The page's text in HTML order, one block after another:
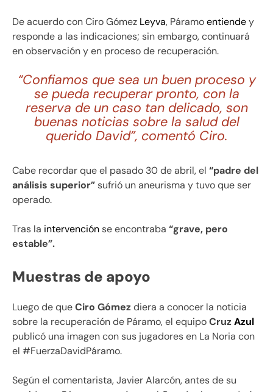
De acuerdo con Ciro Gómez Leyva, Páramoentiendey
responde a las indicaciones; sin embargo, continuará
en observación y en proceso de recuperación.
“Confiamos que sea un buen proceso y
se pueda recuperar pronto, con la
reserva de un caso tan delicado, son
buenas noticias sobre la salud del
querido David”, comentó Ciro.
Cabe recordar que el pasado 30 de abril, el “padre del
análisis superior”sufrió un aneurisma y tuvo que ser
operado.
Tras la intervenciónse encontraba “grave, pero
estable”.
Muestras de apoyo
Luego de queCiro Gómezdiera a conocer la noticia
sobre la recuperación de Páramo, el equipoCruzAzul
publicó una imagen con sus jugadores en La Noria con
el #FuerzaDavidPáramo.
Según el comentarista, Javier Alarcón, antes de su